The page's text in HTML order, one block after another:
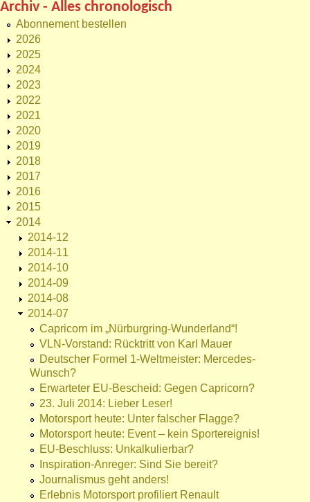
Archiv - Alles chronologisch
Abonnement bestellen
2026
2025
2024
2023
2022
2021
2020
2019
2018
2017
2016
2015
2014
2014-12
2014-11
2014-10
2014-09
2014-08
2014-07
Capricorn im „Nürburgring-Wunderland“!
VLN-Vorstand: Rücktritt von Karl Mauer
Deutscher Formel 1-Weltmeister: Mercedes-
Wunsch?
Erwarteter EU-Bescheid: Gegen Capricorn?
23. Juli 2014: Lieber Leser!
Motorsport heute: Unter falscher Flagge?
Motorsport heute: Event – kein Sportereignis!
EU-Beschluss: Unkalkulierbar?
Inspiration-Anreger: Sind Sie bereit?
Journalismus geht anders!
Erlebnis Motorsport profiliert Renault